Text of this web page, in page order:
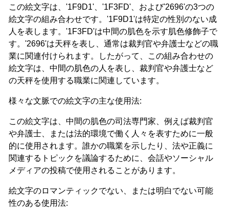
この絵文字は、'1F9D1'、'1F3FD'、および'2696'の3つの
絵文字の組み合わせです。'1F9D1'は特定の性別のない成
人を表します。'1F3FD'は中間の肌色を示す肌色修飾子で
す。'2696'は天秤を表し、通常は裁判官や弁護士などの職
業に関連付けられます。したがって、この組み合わせの
絵文字は、中間の肌色の人を表し、裁判官や弁護士など
の天秤を使用する職業に関連しています。
様々な文脈での絵文字の主な使用法:
この絵文字は、中間の肌色の司法専門家、例えば裁判官
や弁護士、または法的環境で働く人々を表すために一般
的に使用されます。誰かの職業を示したり、法や正義に
関連するトピックを議論するために、会話やソーシャル
メディアの投稿で使用されることがあります。
絵文字のロマンティックでない、または明白でない可能
性のある使用法: